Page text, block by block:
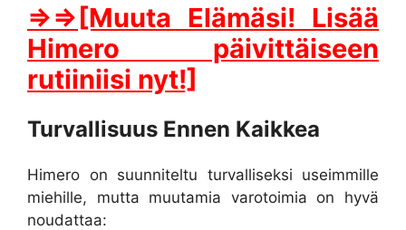
⇒⇒[Muuta Elämäsi! Lisää
Himero päivittäiseen
rutiiniisi nyt!]
Turvallisuus Ennen Kaikkea
Himero on suunniteltu turvalliseksi useimmille
miehille, mutta muutamia varotoimia on hyvä
noudattaa: